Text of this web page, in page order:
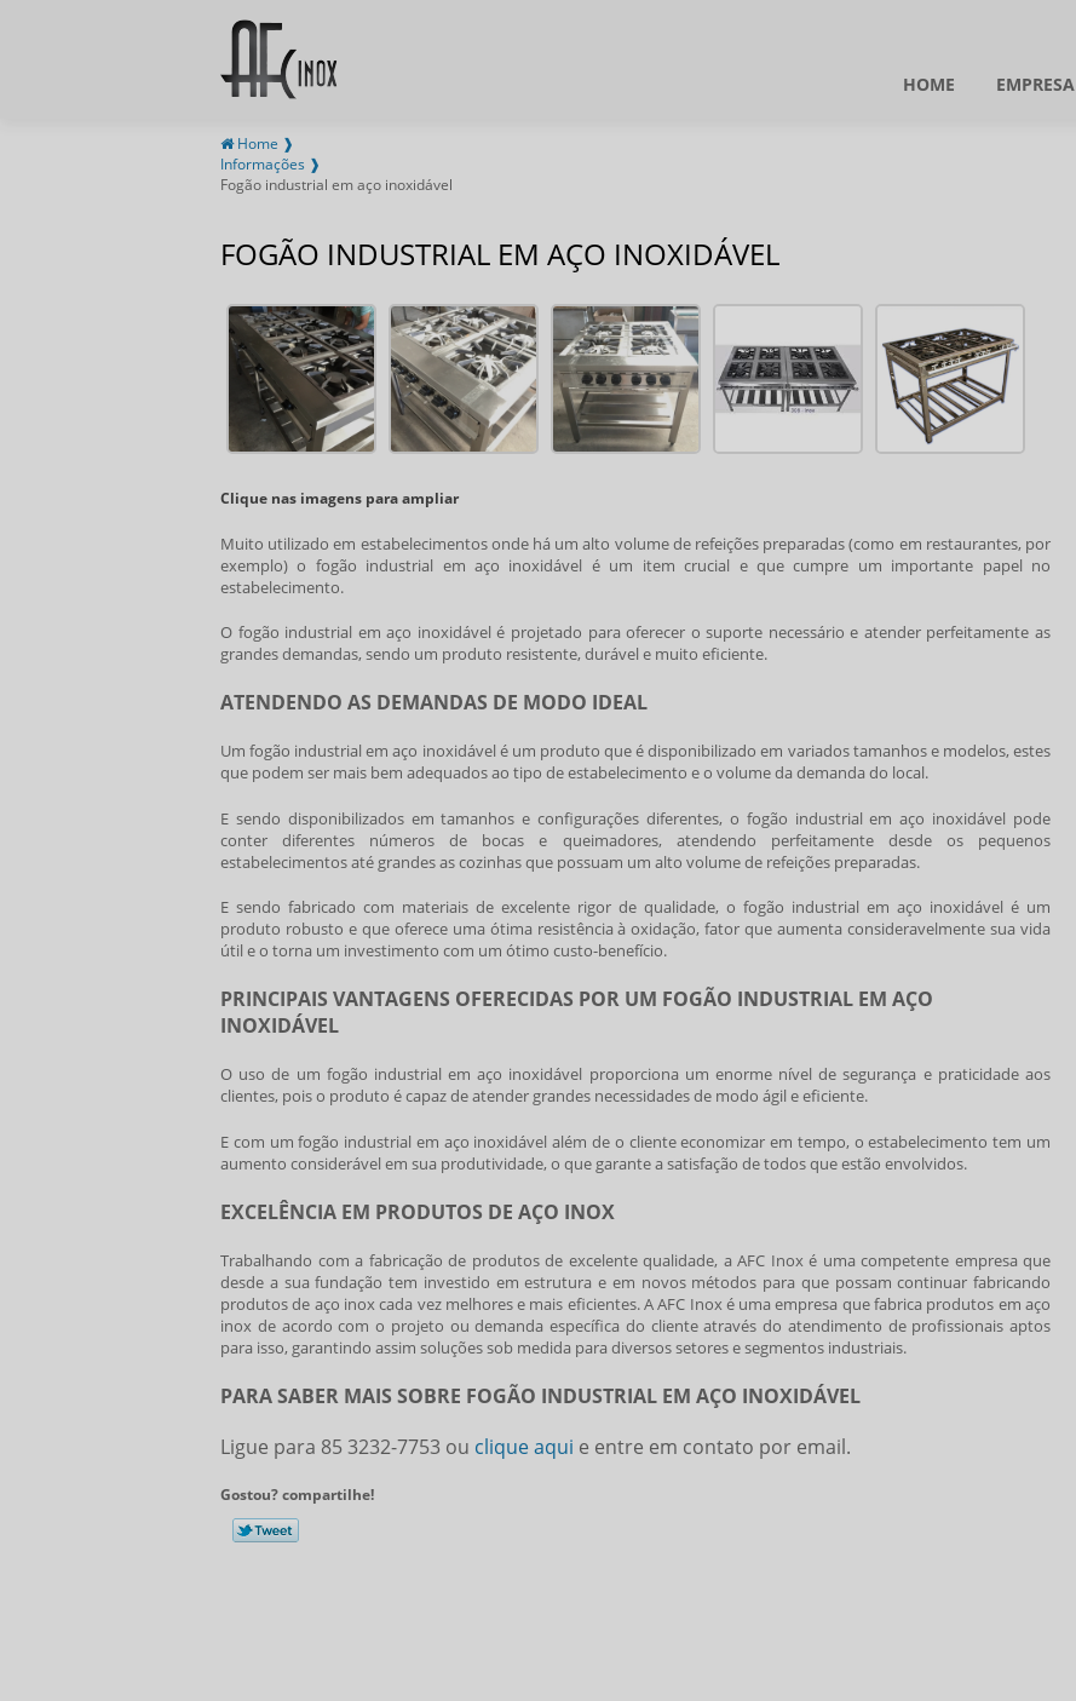
HOME EMPRESA
Home ❱
Informações ❱
Fogão industrial em aço inoxidável
FOGÃO INDUSTRIAL EM AÇO INOXIDÁVEL
Clique nas imagens para ampliar
Muito utilizado em estabelecimentos onde há um alto volume de refeições preparadas (como em restaurantes, por
exemplo) o fogão industrial em aço inoxidável é um item crucial e que cumpre um importante papel no
estabelecimento.
O fogão industrial em aço inoxidável é projetado para oferecer o suporte necessário e atender perfeitamente as
grandes demandas, sendo um produto resistente, durável e muito eficiente.
ATENDENDO AS DEMANDAS DE MODO IDEAL
Umfogão industrial em aço inoxidável é um produto que é disponibilizado em variados tamanhos e modelos, estes
que podem ser mais bem adequados ao tipo de estabelecimento e o volume da demanda do local.
E sendo disponibilizados em tamanhos e configurações diferentes, o fogão industrial em aço inoxidável pode
conter diferentes números de bocas e queimadores, atendendo perfeitamente desde os pequenos
estabelecimentos até grandes as cozinhas que possuam um alto volume de refeições preparadas.
E sendo fabricado com materiais de excelente rigor de qualidade, o fogão industrial em aço inoxidável é um
produto robusto e que oferece uma ótima resistência à oxidação, fator que aumenta consideravelmente sua vida
útil e o torna um investimento com um ótimo custo-benefício.
PRINCIPAIS VANTAGENS OFERECIDAS POR UM FOGÃO INDUSTRIAL EM AÇO
INOXIDÁVEL
O uso de um fogão industrial em aço inoxidável proporciona um enorme nível de segurança e praticidade aos
clientes, pois o produto é capaz de atender grandes necessidades de modo ágil e eficiente.
E com umfogão industrial em aço inoxidável além de o cliente economizar em tempo, o estabelecimento tem um
aumento considerável em sua produtividade, o que garante a satisfação de todos que estão envolvidos.
EXCELÊNCIA EM PRODUTOS DE AÇO INOX
Trabalhando com a fabricação de produtos de excelente qualidade, a AFC Inox é uma competente empresa que
desde a sua fundação tem investido em estrutura e em novos métodos para que possam continuar fabricando
produtos de aço inox cada vez melhores e mais eficientes. A AFC Inox é uma empresa que fabrica produtos em aço
inox de acordo com o projeto ou demanda específica do cliente através do atendimento de profissionais aptos
para isso, garantindo assim soluções sob medida para diversos setores e segmentos industriais.
PARA SABER MAIS SOBRE FOGÃO INDUSTRIAL EM AÇO INOXIDÁVEL
Ligue para 85 3232-7753 ou clique aqui e entre em contato por email.
Gostou? compartilhe!